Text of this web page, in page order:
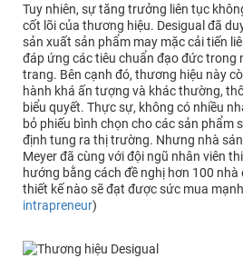
Tuy nhiên, sự tăng trưởng liên tục
cốt lõi của thương hiệu. Desigual đã
sản xuất sản phẩm may mặc cải tiến
đáp ứng các tiêu chuẩn đạo đức trong
trang. Bên cạnh đó, thương hiệu này
hành khá ấn tượng và khác thường,
biểu quyết. Thực sự, không có nhiều
bỏ phiếu bình chọn cho các sản phẩm
định tung ra thị trường. Nhưng nhà
Meyer đã cùng với đội ngũ nhân viên
hướng bằng cách đề nghị hơn 100
thiết kế nào sẽ đạt được sức mua
intrapreneur)